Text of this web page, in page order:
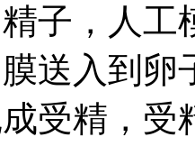
子，人工
送入到卵
受精，受